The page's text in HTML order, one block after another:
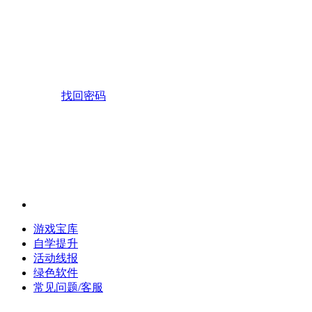
找回密码
游戏宝库
自学提升
活动线报
绿色软件
常见问题/客服